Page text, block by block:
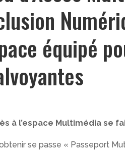
équipé
à l’espace Multimédia
se passe « Passeport